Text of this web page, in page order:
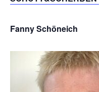
Fanny Schöneich